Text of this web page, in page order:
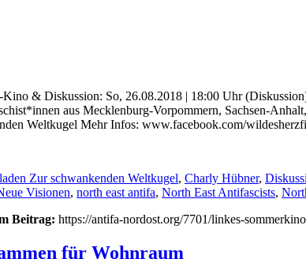
& Diskussion: So, 26.08.2018 | 18:00 Uhr
aus Mecklenburg-Vorpommern, Sachsen-
Weltkugel Mehr Infos: www.facebook.com/
Zur schwankenden Weltkugel, Charly Hübner,
Visionen, north east antifa, North East Antifascists,
Beitrag: https://antifa-nordost.org/7701/linkes-
für Wohnraum